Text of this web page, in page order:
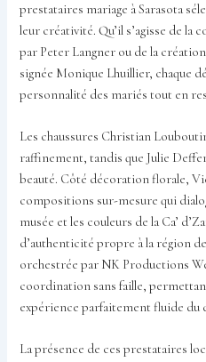
prestataires mariage à Sarasota
leur créativité. Qu’il s’agisse de la
par Peter Langner ou de la
signée Monique Lhuillier, chaque
personnalité des mariés tout en
Les chaussures Christian
raffinement, tandis que Julie
beauté. Côté décoration florale,
compositions sur-mesure qui
musée et les couleurs de la Ca’
d’authenticité propre à la région
orchestrée par NK Productions
coordination sans faille,
expérience parfaitement fluide du
La présence de ces prestataires